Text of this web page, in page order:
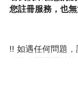
您註冊服務，也
!! 如遇任何問題
們將立即回覆並協